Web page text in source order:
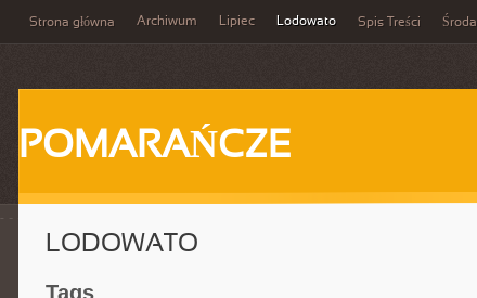
Strona główna Archiwum Lipiec Lodowato Spis Treści Środa
POMARAŃCZE
LODOWATO
Tags